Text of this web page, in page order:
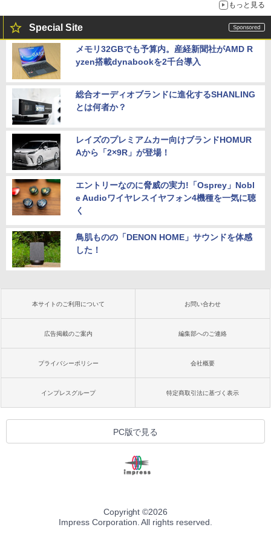
もっと見る
Special Site
メモリ32GBでも予算内。産経新聞社がAMD R
yzen搭載dynabookを2千台導入
総合オーディオブランドに進化するSHANLING
とは何者か？
レイズのプレミアムカー向けブランドHOMUR
Aから「2×9R」が登場！
エントリーなのに脅威の実力!「Osprey」Nobl
e Audioワイヤレスイヤフォン4機種を一気に聴
く
鳥肌ものの「DENON HOME」サウンドを体感
した！
本サイトのご利用について お問い合わせ
広告掲載のご案内 編集部へのご連絡
プライバシーポリシー 会社概要
インプレスグループ 特定商取引法に基づく表示
PC版で見る
Copyright ©2026
Impress Corporation. All rights reserved.